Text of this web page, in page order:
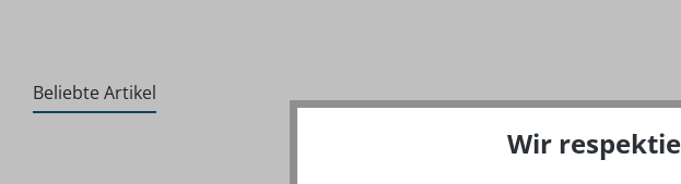
Beliebte Artikel
Wir